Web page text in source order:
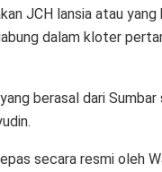
JCH lansia atau yang
dalam kloter
berasal dari
secara resmi oleh